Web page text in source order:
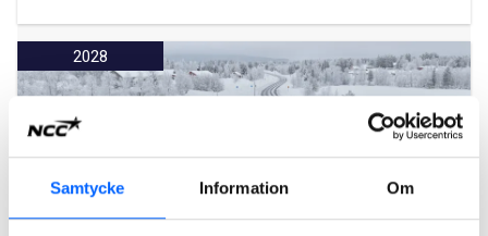
Samtycke Information Om
2028